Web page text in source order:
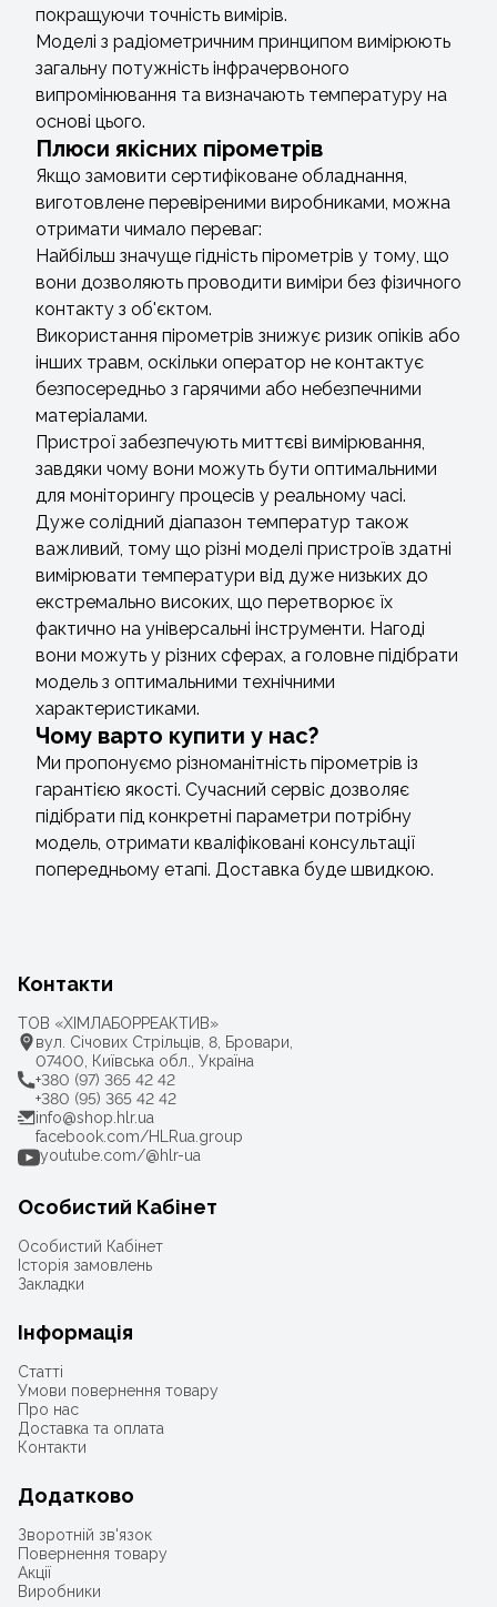
покращуючи точність вимірів.
Моделі з радіометричним принципом вимірюють
загальну потужність інфрачервоного
випромінювання та визначають температуру на
основі цього.
Плюси якісних пірометрів
Якщо замовити сертифіковане обладнання,
виготовлене перевіреними виробниками, можна
отримати чимало переваг:
Найбільш значуще гідність пірометрів у тому, що
вони дозволяють проводити виміри без фізичного
контакту з об'єктом.
Використання пірометрів знижує ризик опіків або
інших травм, оскільки оператор не контактує
безпосередньо з гарячими або небезпечними
матеріалами.
Пристрої забезпечують миттєві вимірювання,
завдяки чому вони можуть бути оптимальними
для моніторингу процесів у реальному часі.
Дуже солідний діапазон температур також
важливий, тому що різні моделі пристроїв здатні
вимірювати температури від дуже низьких до
екстремально високих, що перетворює їх
фактично на універсальні інструменти. Нагоді
вони можуть у різних сферах, а головне підібрати
модель з оптимальними технічними
характеристиками.
Чому варто купити у нас?
Ми пропонуємо різноманітність пірометрів із
гарантією якості. Сучасний сервіс дозволяє
підібрати під конкретні параметри потрібну
модель, отримати кваліфіковані консультації
попередньому етапі. Доставка буде швидкою.
Контакти
ТОВ «ХІМЛАБОРРЕАКТИВ»
вул. Січових Стрільців, 8, Бровари,
07400, Київська обл., Україна
+380 (97) 365 42 42
+380 (95) 365 42 42
info@shop.hlr.ua
facebook.com/HLRua.group
youtube.com/@hlr-ua
Особистий Кабінет
Особистий Кабінет
Історія замовлень
Закладки
Інформація
Статті
Умови повернення товару
Про нас
Доставка та оплата
Контакти
Додатково
Зворотній зв'язок
Повернення товару
Акції
Виробники